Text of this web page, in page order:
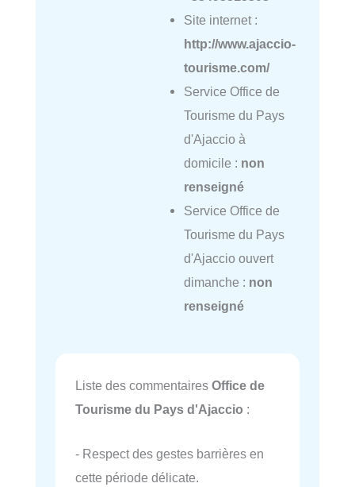
Site internet :
http://www.ajaccio-
tourisme.com/
Service Office de
Tourisme du Pays
d'Ajaccio à
domicile : non
renseigné
Service Office de
Tourisme du Pays
d'Ajaccio ouvert
dimanche : non
renseigné
Liste des commentaires Office de
Tourisme du Pays d'Ajaccio :
- Respect des gestes barrières en
cette période délicate.